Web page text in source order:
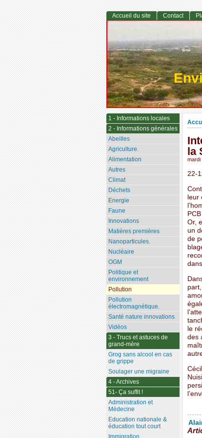
la
mardi
22-
leur
Or,
un
de
le
des
Accueil du site Contact
1 - Informations locales
2 - Informations générales
Abeilles
Agriculture.
Alimentation
Autres
Climat
Déchets
Energie
Faune
Innovations
Matières premières
Nanoparticules.
Nucléaire
OGM
Politique et
environnement
Pollution
Pollution
électromagnétique.
Santé nature innovations
Vidéos
3 - Trucs et astuces de
grand-mère
Grog sans alcool en cas
de grippe
Soulager une migraine
4 - Archives
51- Ça suffit !
Administration et
Médecine
Education nationale &
éducation tout court